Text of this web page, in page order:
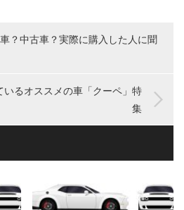
？中古車？実際に購入した人に聞
いるオススメの車「クーペ」特
集